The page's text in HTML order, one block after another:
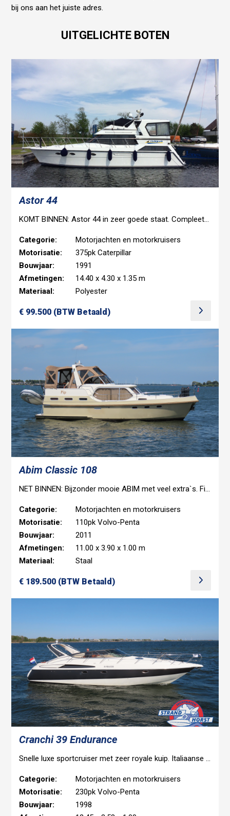
bij ons aan het juiste adres.
UITGELICHTE BOTEN
Astor 44
KOMT BINNEN: Astor 44 in zeer goede staat. Compleet uitgerust met onder meer boeg- en hekschroef, generator, airco en CV. BEZICHTIGEN OP AFSPRAAK MOGELIJK>
Categorie:
Motorjachten en motorkruisers
Motorisatie:
375pk Caterpillar
Bouwjaar:
1991
Afmetingen:
14.40 x 4.30 x 1.35 m
Materiaal:
Polyester
€ 99.500 (BTW Betaald)
Abim Classic 108
NET BINNEN: Bijzonder mooie ABIM met veel extra`s. Fijne indeling met grote rondzit en aparte douche/ toilet.
Categorie:
Motorjachten en motorkruisers
Motorisatie:
110pk Volvo-Penta
Bouwjaar:
2011
Afmetingen:
11.00 x 3.90 x 1.00 m
Materiaal:
Staal
€ 189.500 (BTW Betaald)
Cranchi 39 Endurance
Snelle luxe sportcruiser met zeer royale kuip. Italiaanse styling en goede vaareigenschappen. Boegschroef, omvormer en kap uit 2019. Elektrisch te openen garage voor bijboot. Nieuwe anti-fouling mei 2026.
Categorie:
Motorjachten en motorkruisers
Motorisatie:
230pk Volvo-Penta
Bouwjaar:
1998